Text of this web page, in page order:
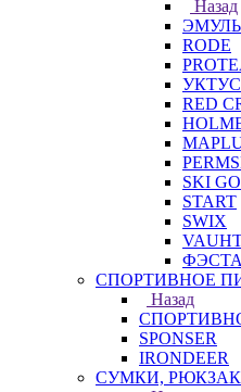
Назад
RODE
УКТУС
RED
SKI GO
START
SWIX
ФЭСТА
СПОРТИВНОЕ
Назад
SPONSER
IRONDEER
СУМКИ,